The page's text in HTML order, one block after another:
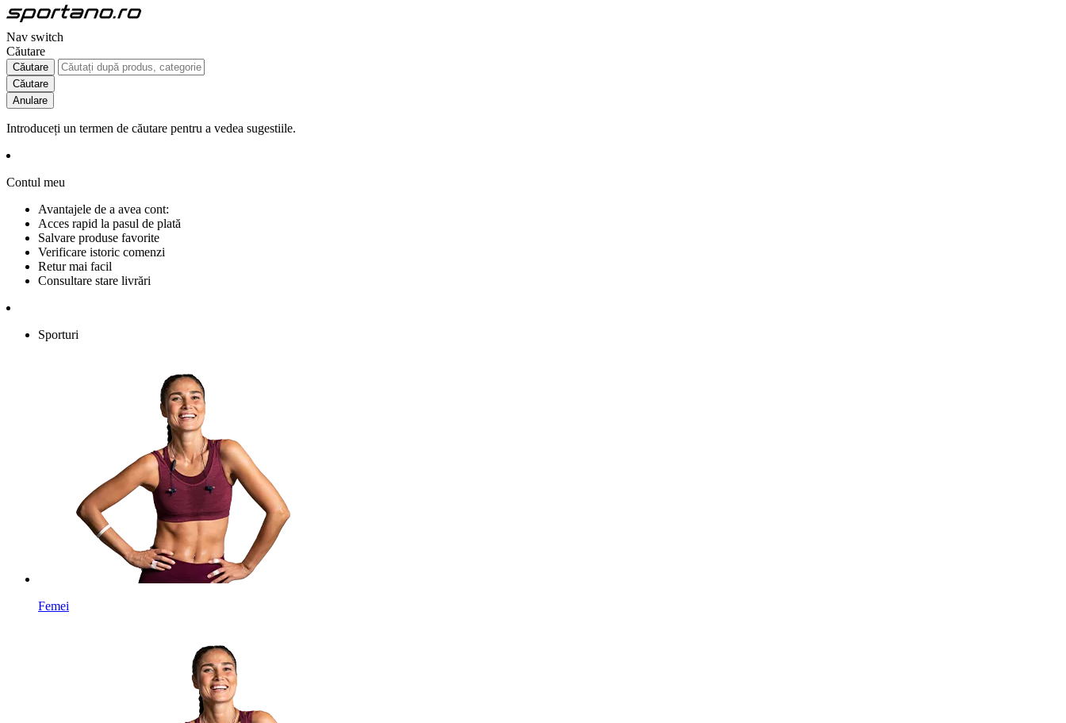
Nav switch
Căutare
Căutare
Căutare
Anulare
Introduceți un termen de căutare pentru a vedea sugestiile.
Contul meu
Avantajele de a avea cont:
Acces rapid la pasul de plată
Salvare produse favorite
Verificare istoric comenzi
Retur mai facil
Consultare stare livrări
Sporturi
Femei